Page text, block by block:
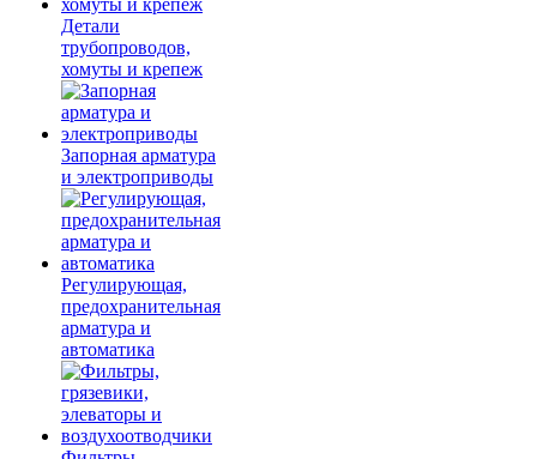
Детали
трубопроводов,
хомуты и крепеж
Запорная арматура
и электроприводы
Регулирующая,
предохранительная
арматура и
автоматика